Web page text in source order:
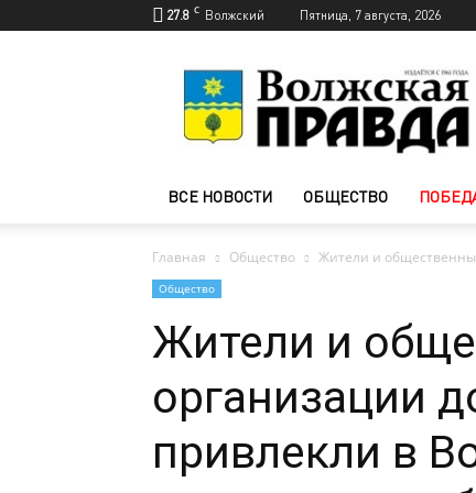
27.8 C Волжский Пятница, 7 августа, 2026
Волжского
—
Волжская
ВСЕ НОВОСТИ ОБЩЕСТВО
Главная Общество Жители и
Общество
Жители и
организации
привлекли в